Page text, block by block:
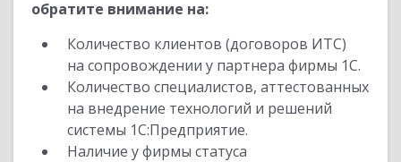
обратите внимание на:
Количество клиентов (договоров ИТС)
на сопровождении у партнера фирмы 1С.
Количество специалистов, аттестованных
на внедрение технологий и решений
системы 1С:Предприятие.
Наличие у фирмы статуса